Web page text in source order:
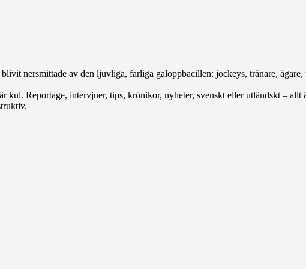
nersmittade av den ljuvliga, farliga galoppbacillen: jockeys, tränare,
Reportage, intervjuer, tips, krönikor, nyheter, svenskt eller utländskt – allt